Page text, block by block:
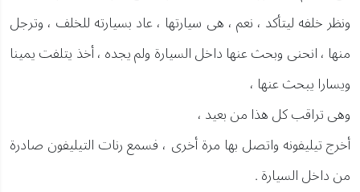
ونظر خلفه ليتأكد ، نعم ، هى سيارتها ، عاد بسيارته للخلف ، وترجل
منها ، انحنى وبحث عنها داخل السيارة ولم يجده ، أخذ يتلفت يمينا
ويسارا يبحث عنها ،
وهى تراقب كل هذا من بعيد ،
أخرج تيليفونه واتصل بها مرة أخرى ، فسمع رنات التيليفون صادرة
من داخل السيارة .